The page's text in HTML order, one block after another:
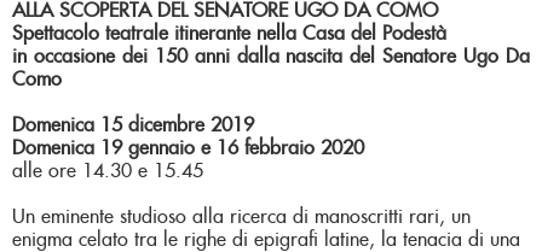
ALLA SCOPERTA DEL SENATORE UGO DA COMO
Spettacolo teatrale itinerante nella Casa del Podestà
in occasione dei 150 anni dalla nascita del Senatore Ugo Da
Como
Domenica 15 dicembre 2019
Domenica 19 gennaio e 16 febbraio 2020
alle ore 14.30 e 15.45
Un eminente studioso alla ricerca di manoscritti rari, un
enigma celato tra le righe di epigrafi latine, la tenacia di una